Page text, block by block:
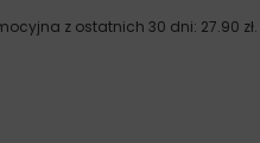
z ostatnich 30 dni: 27.90 zł.